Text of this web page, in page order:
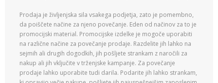
Prodaja je življenjska sila vsakega podjetja, zato je pomembno,
da poiščete načine za njeno povečanje. Eden od načinov za to je
promocijski material. Promocijske izdelke je mogoče uporabiti
na različne načine za povečanje prodaje. Razdelite jih lahko na
sejmih ali drugih dogodkih, jih pošljete strankam z naročili za
nakup ali jih vključite v trženjske kampanje. Za povečanje
prodaje lahko uporabite tudi darila. Podarite jih lahko strankam,